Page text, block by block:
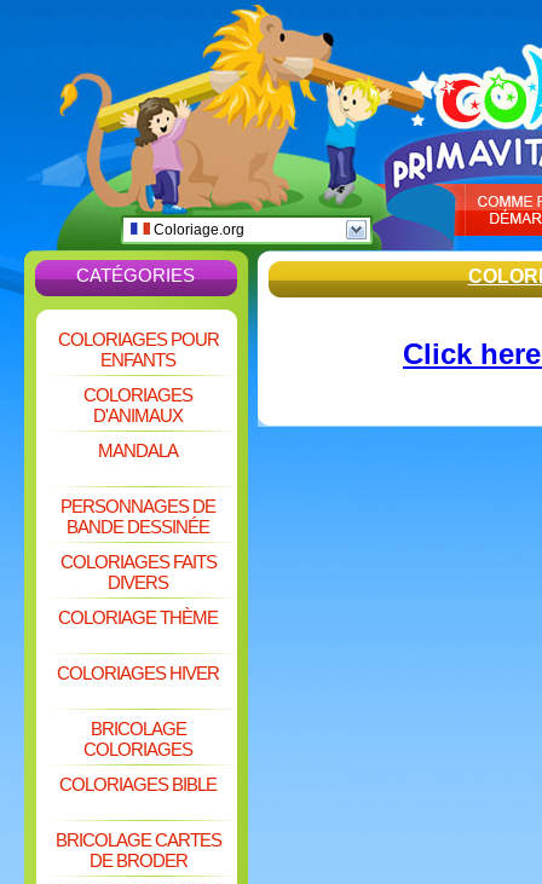
Coloriage.org
CATÉGORIES
COLORIAGES POUR
ENFANTS
COLORIAGES
D'ANIMAUX
MANDALA
PERSONNAGES DE
BANDE DESSINÉE
COLORIAGES FAITS
DIVERS
COLORIAGE THÈME
COLORIAGES HIVER
BRICOLAGE
COLORIAGES
COLORIAGES BIBLE
BRICOLAGE CARTES
DE BRODER
Click